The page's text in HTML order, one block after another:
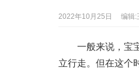
2022年10月25日 编辑:
一般来说，宝
立行走。但在这个